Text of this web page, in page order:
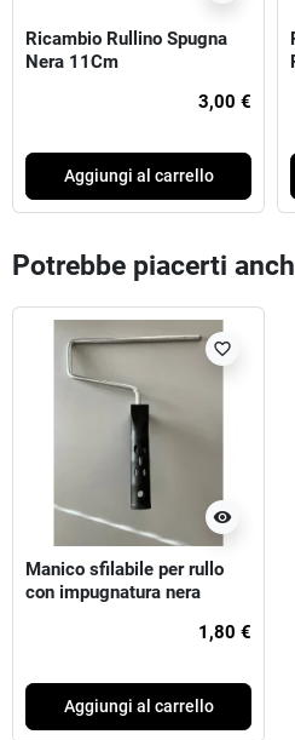
Ricambio Rullino Spugna
Nera 11Cm
3,00 €
Aggiungi al carrello
Potrebbe piacerti
visibility
favorite_border
Manico sfilabile per rullo
con impugnatura nera
1,80 €
Aggiungi al carrello